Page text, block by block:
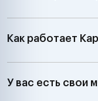
Как работает
У вас есть свои